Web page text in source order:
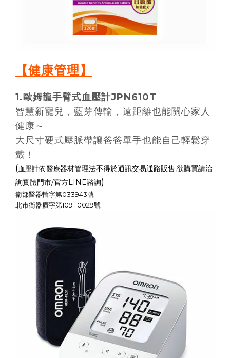
【健康管理】
1.歐姆龍手臂式血壓計JPN610T
智慧新寵兒，藍芽傳輸，遠距離也能關心家人
健康～
大尺寸硬式壓脈帶讓爸爸單手也能自己輕鬆穿
戴！
(血壓計依 醫療器材管理法不得於通訊交易通路販售,欲購買請洽
詢實體門市/官方LINE諮詢)
衛部醫器輸字第033943號
北市衛器廣字第109110029號